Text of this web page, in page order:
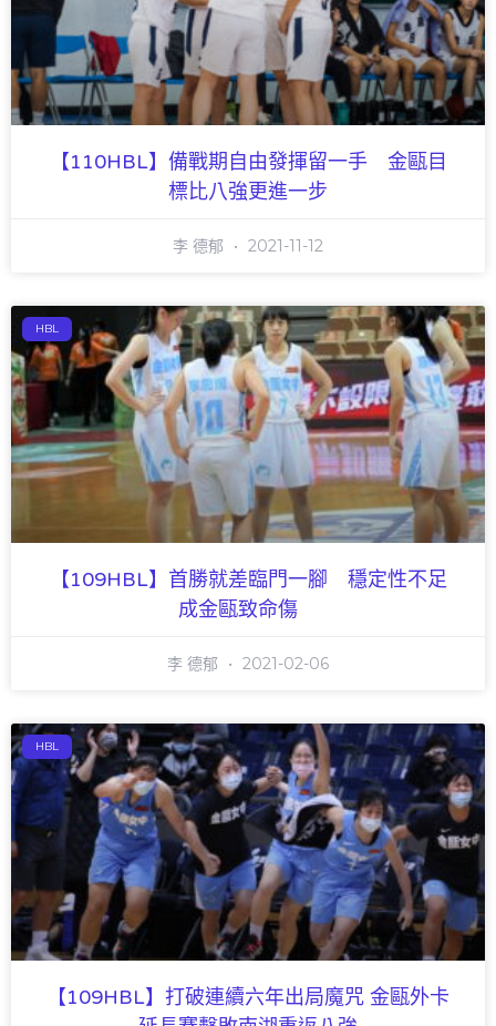
【110HBL】備戰期自由發揮留一手 金甌目
標比八強更進一步
李 德郁 2021-11-12
HBL
【109HBL】首勝就差臨門一腳 穩定性不足
成金甌致命傷
李 德郁 2021-02-06
HBL
【109HBL】打破連續六年出局魔咒 金甌外卡